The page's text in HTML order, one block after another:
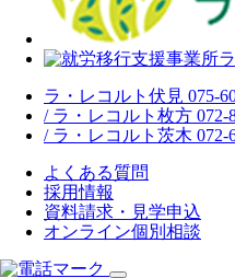
ラ・レコルト伏見 075-
/ ラ・レコルト枚方 072-
/ ラ・レコルト茨木 072-
よくある質問
採用情報
資料請求・見学申込
オンライン個別相談